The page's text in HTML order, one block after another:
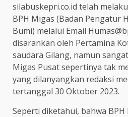
silabuskepri.co.id telah
BPH Migas (Badan Pengatur
Bumi) melalui Email
disarankan oleh Pertamina
saudara Gilang, namun
Migas Pusat sepertinya tak
yang dilanyangkan redaksi
tertanggal 30 Oktober 2023.
Seperti diketahui, bahwa